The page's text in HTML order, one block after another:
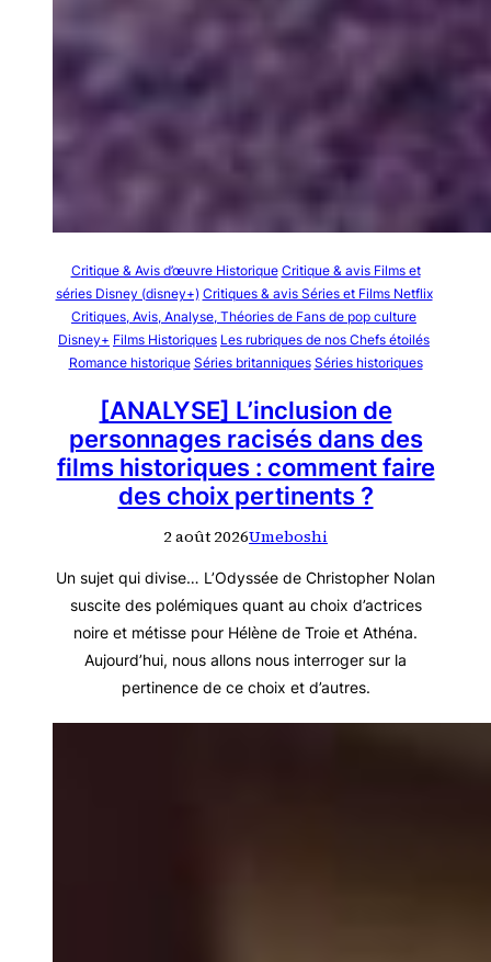
Critique & Avis d’œuvre Historique Critique & avis Films et
séries Disney (disney+) Critiques & avis Séries et Films Netflix
Critiques, Avis, Analyse, Théories de Fans de pop culture
Disney+ Films Historiques Les rubriques de nos Chefs étoilés
Romance historique Séries britanniques Séries historiques
[ANALYSE] L’inclusion de
personnages racisés dans des
films historiques : comment faire
des choix pertinents ?
2 août 2026Umeboshi
Un sujet qui divise… L’Odyssée de Christopher Nolan
suscite des polémiques quant au choix d’actrices
noire et métisse pour Hélène de Troie et Athéna.
Aujourd’hui, nous allons nous interroger sur la
pertinence de ce choix et d’autres.